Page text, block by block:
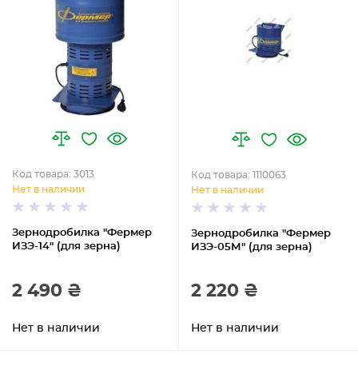
Зернодробилка "Фермер
ИЗЭ-14" (для зерна)
Код товара: 3013
Нет в наличии
2 490 ₴
Нет в наличии
Зернодробилка "Фермер
ИЗЭ-05М" (для зерна)
Код товара: 1110063
Нет в наличии
2 220 ₴
Нет в наличии